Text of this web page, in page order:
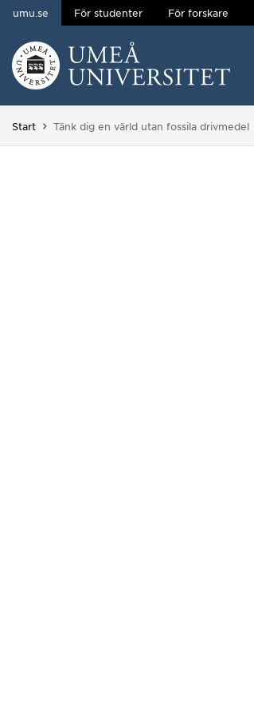
Hoppa direkt till innehållet
umu.se För studenter För forskare
Huvudmenyn dold.
Start Du är här:
Tänk dig en värld utan fossila drivmedel